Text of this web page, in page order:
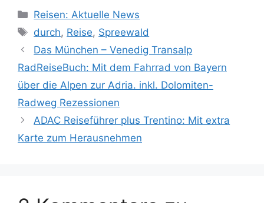
Kategorien
Reisen: Aktuelle News
Schlagwörter
durch, Reise, Spreewald
Das München – Venedig Transalp
RadReiseBuch: Mit dem Fahrrad von Bayern
über die Alpen zur Adria. inkl. Dolomiten-
Radweg Rezessionen
ADAC Reiseführer plus Trentino: Mit extra
Karte zum Herausnehmen